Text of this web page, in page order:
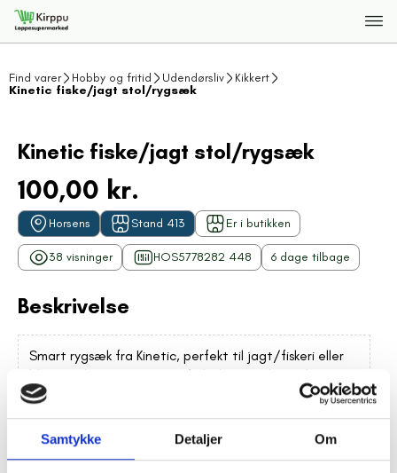
Samtykke Detaljer Om
Find varer Hobby og fritid Udendørsliv
Kikkert
Kinetic fiske/jagt stol/rygsæk
Kinetic fiske/jagt stol/rygsæk
100,00 kr.
Horsens Stand 413 Er i butikken
38 visninger HOS5778282 448 6 dage tilbage
Beskrivelse
Smart rygsæk fra Kinetic, perfekt til jagt/fiskeri eller
blot vandreture. Masser af plads og en hyggelig
plysdetalje. Et fedt genbrugsfund klar til nye eventyr!
Lignende type fra ny: 500,-